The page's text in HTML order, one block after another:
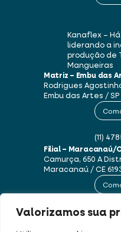
Valorizamos sua
Kanaflex –
liderando a
produção de
Mangueiras
Matriz – Embu das
Rodrigues
Embu das Artes / SP
(11)
Filial – Maracanaú/
Camurça, 650 A
Maracanaú / CE
(85)